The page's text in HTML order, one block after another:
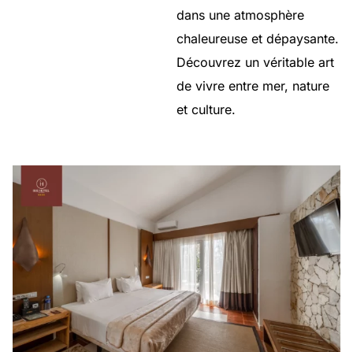
dans une atmosphère
chaleureuse et dépaysante.
Découvrez un véritable art
de vivre entre mer, nature
et culture.